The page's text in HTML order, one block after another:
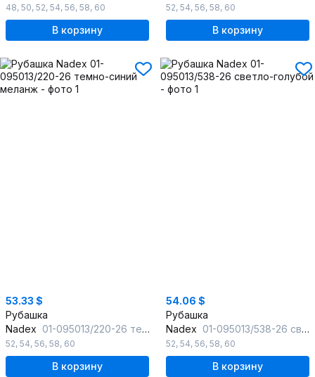
48, 50, 52, 54, 56, 58, 60
В корзину
52, 54, 56, 58, 60
В корзину
53.33 $
Рубашка
Nadex 01-095013/220-26 темно-синий меланж
52, 54, 56, 58, 60
В корзину
54.06 $
Рубашка
Nadex 01-095013/538-26 светло-голубой
52, 54, 56, 58, 60
В корзину